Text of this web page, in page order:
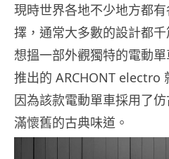
現時世界各地不少地方都
擇，通常大多數的設計都
想搵一部外觀獨特的電動
推出的 ARCHONT electro
因為該款電動單車採用了
滿懷舊的古典味道。